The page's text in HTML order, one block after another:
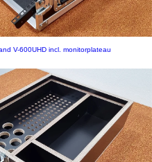
V-600UHD incl. monitorplateau